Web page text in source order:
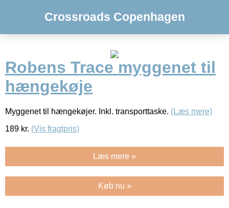
Crossroads Copenhagen
Robens Trace myggenet til
hængekøje
Myggenet til hængekøjer. Inkl. transporttaske. (Læs mere)
189 kr. (Vis fragtpris)
Læs mere »
Køb nu »